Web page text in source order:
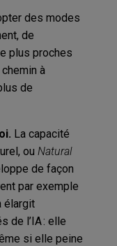
des modes
de
plus proches
à
de
La capacité
ou Natural
de façon
par exemple
élargit
de l’IA : elle
si elle peine